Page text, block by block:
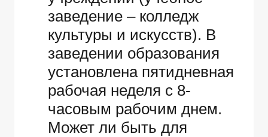
заведение – колледж
культуры и искусств). В
заведении образования
установлена пятидневная
рабочая неделя с 8-
часовым рабочим днем.
Может ли быть для